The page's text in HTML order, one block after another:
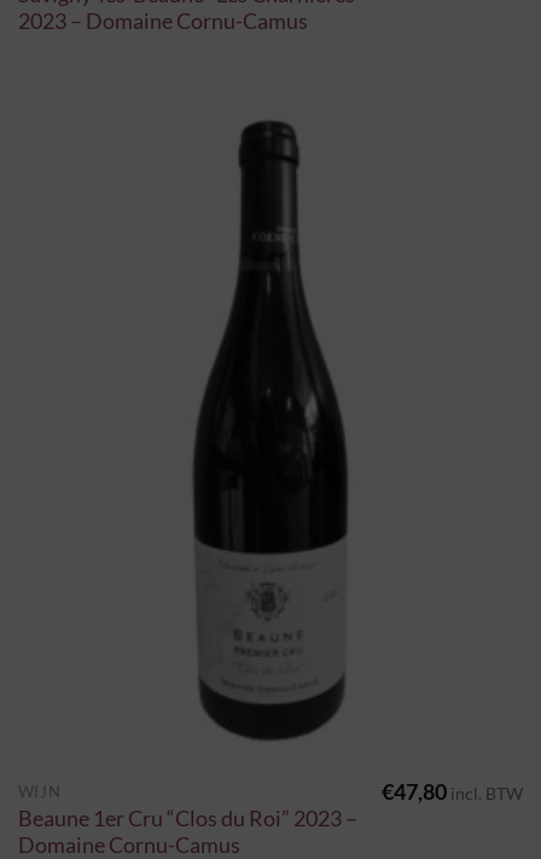
2023 – Domaine Cornu-Camus
WIJN
Beaune 1er Cru “Clos du Roi” 2023 –
Domaine Cornu-Camus
€47,80 incl. BTW